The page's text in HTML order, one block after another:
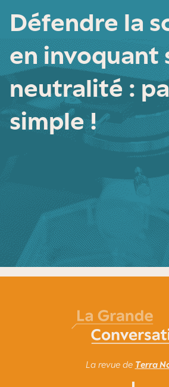
Défendre la
en invoquant
neutralité :
simple !
La revue de Terra